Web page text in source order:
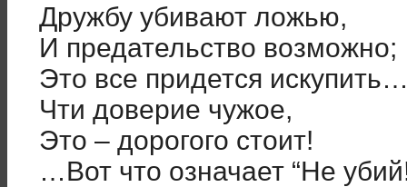
Дружбу убивают ложью,
И предательство возможно;
Это все придется
Чти доверие чужое,
Это – дорогого стоит!
…Вот что означает “Не